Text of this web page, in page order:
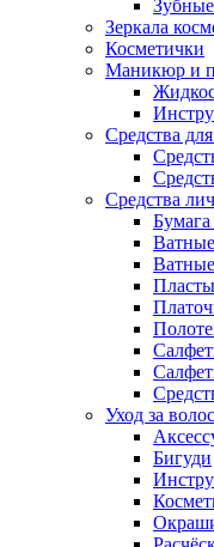
Зеркала
Косметички
Маникюр и
Средства для
Средства
Бумага
Уход за
Бигуди